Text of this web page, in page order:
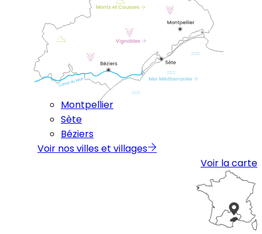
Montpellier
Sète
Béziers
Voir nos villes et villages
Voir la carte